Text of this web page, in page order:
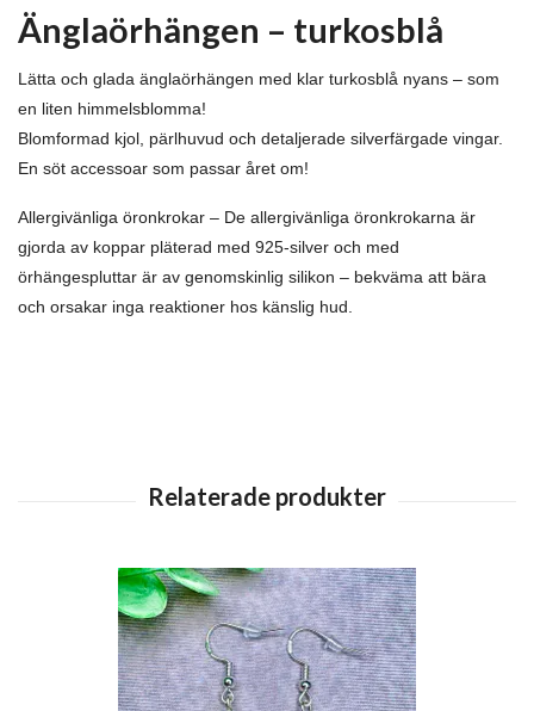
Änglaörhängen – turkosblå
Lätta och glada änglaörhängen med klar turkosblå nyans – som
en liten himmelsblomma!
Blomformad kjol, pärlhuvud och detaljerade silverfärgade vingar.
En söt accessoar som passar året om!
Allergivänliga öronkrokar – De allergivänliga öronkrokarna är
gjorda av koppar pläterad med 925-silver och med
örhängespluttar är av genomskinlig silikon – bekväma att bära
och orsakar inga reaktioner hos känslig hud.